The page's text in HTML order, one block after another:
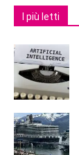
I più letti